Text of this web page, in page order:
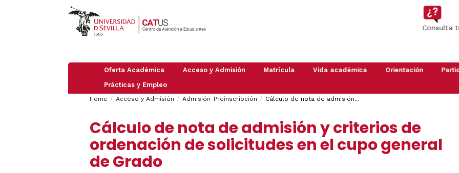
Imagen
Consulta
Oferta Académica Acceso y Admisión
de
Información
2026
Mayores
de
/
Preinscripción
Máster
Doctorado
Obtención
Matrícula
Máster
Presencial
de
matrícula
Estudiantes
Vida académica
perteneces
comunidad
US
interesa
Orientación
de
Orientación
y
Acción
Prácticas y Empleo
en
empresas
Trabajar
Organismos
Breadcrumbs
You
here:
Home Acceso y Admisión Admisión-Preinscripción Cálculo de nota de admisión...
Cálculo de nota de admisión y criterios de
ordenación de solicitudes en el cupo general
de Grado